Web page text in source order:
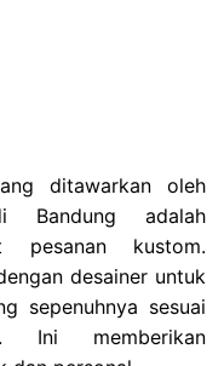
ditawarkan oleh
Bandung adalah
pesanan kustom.
desainer untuk
sepenuhnya sesuai
Ini memberikan